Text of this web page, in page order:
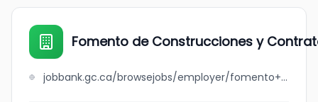
Fomento de Construcciones y
jobbank.gc.ca/browsejobs/employer/fomento+de+construcciones+y+contratas+canada+ltd./ca